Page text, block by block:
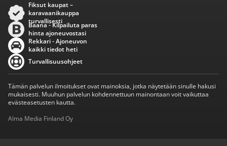
Fiksut kaupat –
karavaanikauppa
turvallisesti
Baana - Kilpailuta paras
hinta ajoneuvostasi
Rekkari - Ajoneuvon
kaikki tiedot heti
Turvallisuusohjeet
Tämän palvelun ilmoitukset ovat mainoksia, jotka näytetään sinulle hakusi
mukaisesti. Muuhun palvelun kohdennettuun mainontaan voit vaikuttaa
evästeasetusten kautta.
Alma Media Finland Oy